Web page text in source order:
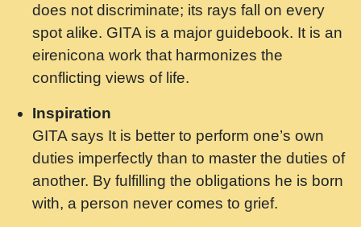
मन अशांत मंत्र जाप - गीता प्रेरणा -Swami
Gyananand Ji Maharaj.mp3
मन बध लय परम वल कगन Special Shyam
Saawariya.mp3
मर गनय न अपरध लडडल शर रध.... Shri
ravinandan shastri ji maharaj.mp3
मेरे मन हरी का ध्यान लगा - भजन भाव - 2018 -
Rishikesh - Swami Gyananand Ji
does not discriminate; its rays fall on every
spot alike. GITA is a major guidebook. It is an
eirenicona work that harmonizes the
conflicting views of life.
Inspiration
GITA says It is better to perform one’s own
duties imperfectly than to master the duties of
another. By fulfilling the obligations he is born
with, a person never comes to grief.